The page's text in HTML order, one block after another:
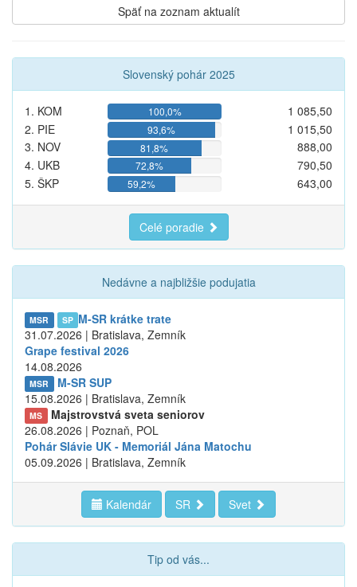
Späť na zoznam aktualít
Slovenský pohár 2025
1. KOM 100,0%
1 085,50
2. PIE
93,6%
1 015,50
3. NOV
81,8%
888,00
4. UKB
72,8%
790,50
5. ŠKP
59,2% 643,00
Celé poradie
Nedávne a najbližšie podujatia
MSR SP M-SR krátke trate
31.07.2026 | Bratislava, Zemník
Grape festival 2026
14.08.2026
MSR
M-SR SUP
15.08.2026 | Bratislava, Zemník
MS
Majstrovstvá sveta seniorov
26.08.2026 | Poznaň, POL
Pohár Slávie UK - Memoriál Jána Matochu
05.09.2026 | Bratislava, Zemník
Kalendár SR Svet
Tip od vás...